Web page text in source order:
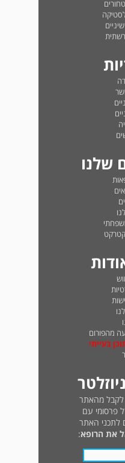
רשתית
שלנו
קטרקט
מהפורום
בעייתי
לקבל מהאתר
פרסומי עם
האתר
: